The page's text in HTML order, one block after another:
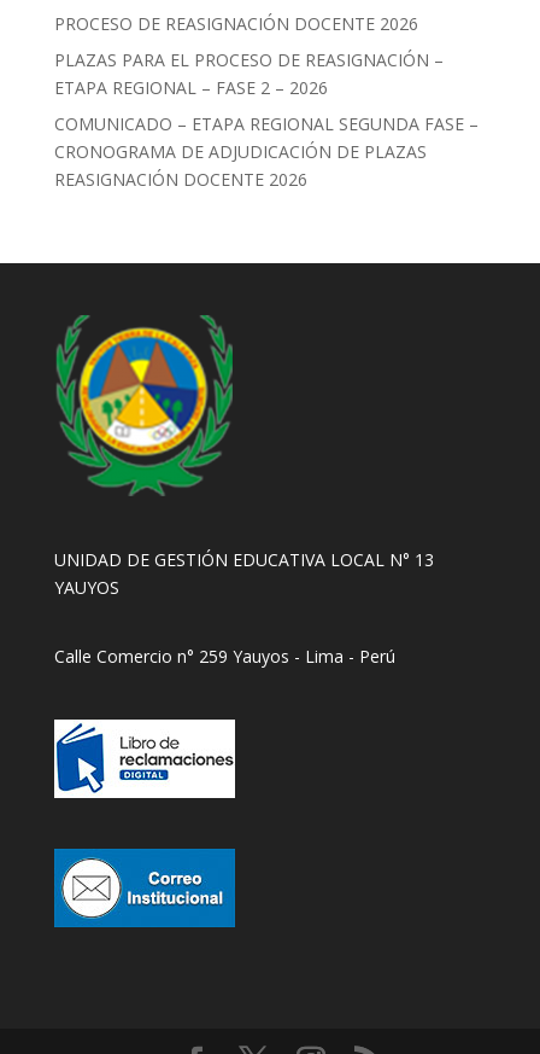
PROCESO DE REASIGNACIÓN DOCENTE 2026
PLAZAS PARA EL PROCESO DE REASIGNACIÓN –
ETAPA REGIONAL – FASE 2 – 2026
COMUNICADO – ETAPA REGIONAL SEGUNDA FASE –
CRONOGRAMA DE ADJUDICACIÓN DE PLAZAS
REASIGNACIÓN DOCENTE 2026
UNIDAD DE GESTIÓN EDUCATIVA LOCAL N° 13
YAUYOS
Calle Comercio n° 259 Yauyos - Lima - Perú